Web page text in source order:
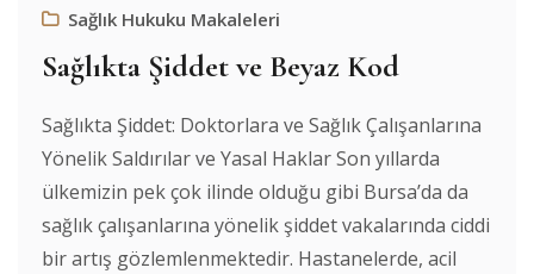
Sağlık Hukuku Makaleleri
Sağlıkta Şiddet ve Beyaz Kod
Sağlıkta Şiddet: Doktorlara ve Sağlık Çalışanlarına
Yönelik Saldırılar ve Yasal Haklar Son yıllarda
ülkemizin pek çok ilinde olduğu gibi Bursa’da da
sağlık çalışanlarına yönelik şiddet vakalarında ciddi
bir artış gözlemlenmektedir. Hastanelerde, acil